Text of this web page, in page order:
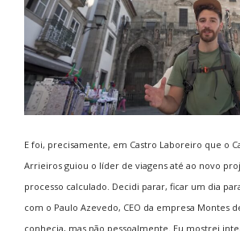
E foi, precisamente, em Castro Laboreiro que o
Arrieiros guiou o líder de viagens até ao novo
processo calculado. Decidi parar, ficar um dia
com o Paulo Azevedo, CEO da empresa Montes
conhecia, mas não pessoalmente. Eu mostrei